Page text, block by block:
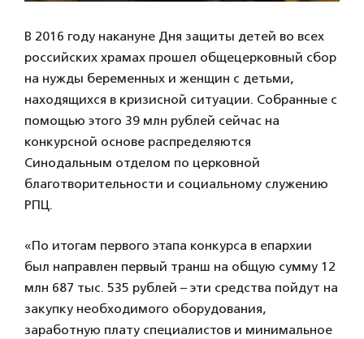
В 2016 году накануне Дня защиты детей во всех
российских храмах прошел общецерковный сбор
на нужды беременных и женщин с детьми,
находящихся в кризисной ситуации. Собранные с
помощью этого 39 млн рублей сейчас на
конкурсной основе распределяются
Синодальным отделом по церковной
благотворительности и социальному служению
РПЦ.
«По итогам первого этапа конкурса в епархии
был направлен первый транш на общую сумму 12
млн 687 тыс. 535 рублей – эти средства пойдут на
закупку необходимого оборудования,
заработную плату специалистов и минимальное